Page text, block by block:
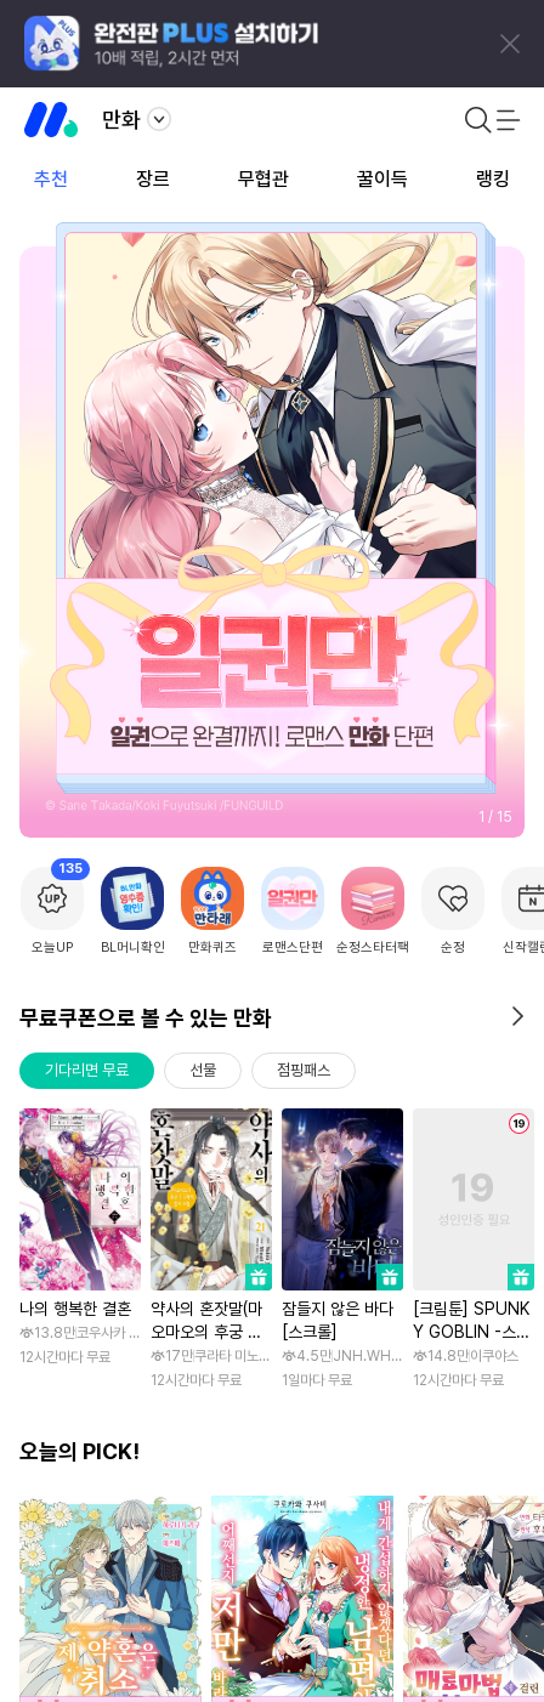
만화
추천 장르 무협관 꿀이득 랭킹
2 / 15
135
오늘UP BL머니확인 만화퀴즈 로맨스단편 순정스타터팩 순정 신작캘
무료쿠폰으로 볼 수 있는 만화
기다리면 무료 선물 점핑패스
나의 행복한 결혼
13.8만코우사카 리토 / 아기토기 아쿠미
12시간마다 무료
약사의 혼잣말(마
오마오의 후궁 수
수께끼 풀이수첩)
17만쿠라타 미노지 / 휴우가 나츠
12시간마다 무료
잠들지 않은 바다
[스크롤]
4.5만JNH.WH Studio / Lasso
1일마다 무료
[크림툰] SPUNK
Y GOBLIN -스펑
키 고블린- [스크
롤]
14.8만이쿠야스
12시간마다 무료
오늘의 PICK!